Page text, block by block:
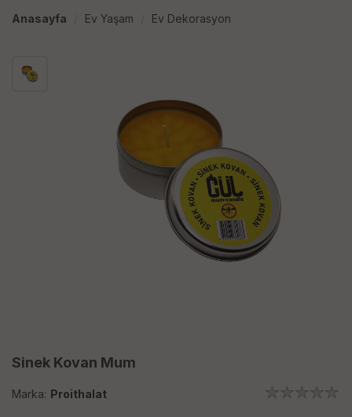
Anasayfa Ev Yaşam Ev Dekorasyon
Sinek Kovan Mum
Marka: Proithalat